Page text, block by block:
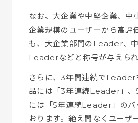
なお、大企業や中堅企業、中
企業規模のユーザーから高評
も、大企業部門のLeader、
Leaderなどと称号が与えられ
さらに、3年間連続でLeader
品には「3年連続Leader」、
には「5年連続Leader」のバ
おります。絶え間なくユーザ